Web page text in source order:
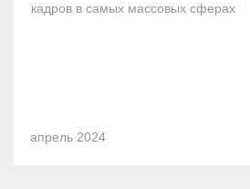
кадров в самых массовых сферах
апрель 2024